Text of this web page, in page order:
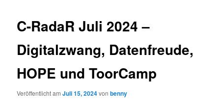
C-RadaR Juli 2024 –
Digitalzwang, Datenfreude,
HOPE und ToorCamp
Veröffentlicht amJuli 15, 2024vonbenny